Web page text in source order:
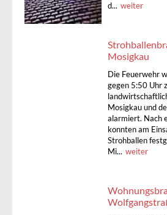
d... weiter
Mosigkau
Die Feuerwehr
gegen 5:50 Uhr
Mosigkau und
alarmiert. Nach
konnten am
Strohballen
Mi... weiter